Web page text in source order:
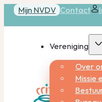
Mijn NVDV Contact
Vereniging
Over
Missie